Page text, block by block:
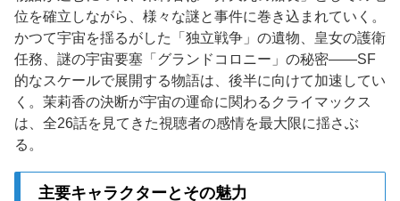
位を確立しながら、様々な謎と事件に巻き込まれていく。
かつて宇宙を揺るがした「独立戦争」の遺物、皇女の護衛
任務、謎の宇宙要塞「グランドコロニー」の秘密——SF
的なスケールで展開する物語は、後半に向けて加速してい
く。茉莉香の決断が宇宙の運命に関わるクライマックス
は、全26話を見てきた視聴者の感情を最大限に揺さぶ
る。
主要キャラクターとその魅力